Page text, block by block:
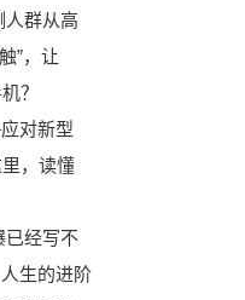
人群从高
”，让
？
对新型
，读懂
已经写不
生的进阶